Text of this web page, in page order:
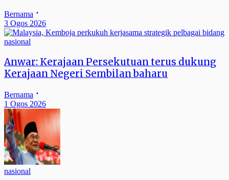
Bernama
3 Ogos 2026
nasional
Anwar: Kerajaan Persekutuan terus dukung
Kerajaan Negeri Sembilan baharu
Bernama
1 Ogos 2026
nasional